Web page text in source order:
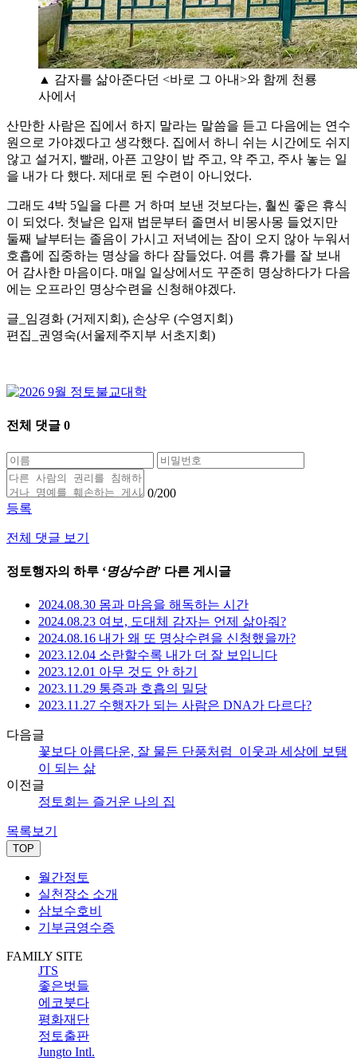
▲ 감자를 삶아준다던 <바로 그 아내>와 함께 천룡
사에서
산만한 사람은 집에서 하지 말라는 말씀을 듣고 다음에는 연수
원으로 가야겠다고 생각했다. 집에서 하니 쉬는 시간에도 쉬지
않고 설거지, 빨래, 아픈 고양이 밥 주고, 약 주고, 주사 놓는 일
을 내가 다 했다. 제대로 된 수련이 아니었다.
그래도 4박 5일을 다른 거 하며 보낸 것보다는, 훨씬 좋은 휴식
이 되었다. 첫날은 입재 법문부터 졸면서 비몽사몽 들었지만
둘째 날부터는 졸음이 가시고 저녁에는 잠이 오지 않아 누워서
호흡에 집중하는 명상을 하다 잠들었다. 여름 휴가를 잘 보내
어 감사한 마음이다. 매일 일상에서도 꾸준히 명상하다가 다음
에는 오프라인 명상수련을 신청해야겠다.
글_임경화 (거제지회), 손상우 (수영지회)
편집_권영숙(서울제주지부 서초지회)
전체 댓글 0
0/200
등록
전체 댓글 보기
정토행자의 하루 ‘명상수련’ 다른 게시글
2024.08.30 몸과 마음을 해독하는 시간
2024.08.23 여보, 도대체 감자는 언제 삶아줘?
2024.08.16 내가 왜 또 명상수련을 신청했을까?
2023.12.04 소란할수록 내가 더 잘 보입니다
2023.12.01 아무 것도 안 하기
2023.11.29 통증과 호흡의 밀당
2023.11.27 수행자가 되는 사람은 DNA가 다르다?
다음글
꽃보다 아름다운, 잘 물든 단풍처럼_이웃과 세상에 보탬
이 되는 삶
이전글
정토회는 즐거운 나의 집
목록보기
TOP
월간정토
실천장소 소개
삼보수호비
기부금영수증
FAMILY SITE
JTS
좋은벗들
에코붓다
평화재단
정토출판
Jungto Intl.